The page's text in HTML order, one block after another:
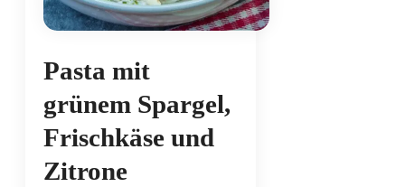
Pasta mit
grünem Spargel,
Frischkäse und
Zitrone